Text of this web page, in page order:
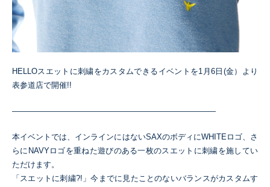
HELLOスエットに刺繍をカスタムできるイベントを1月6日(金）より
表参道店で開催!!
——————————————————————————
本イベントでは、インラインにはないSAXのボディにWHITEロゴ、さ
らにNAVYロゴを重ねた遊びのある一枚のスエットに刺繍を施してい
ただけます。
「スエットに刺繍?!」今までに見たことのないバランスがカスタムす